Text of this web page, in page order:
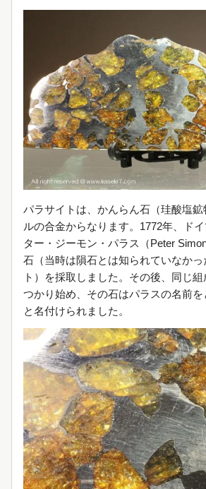
パラサイトは、かんらん石（珪酸塩
ルの合金からなります。1772年、ド
ター・ジーモン・パラス（Peter
石（当時は隕石とは知られていなかっ
ト）を採取しました。その後、同じ
つかり始め、その石はパラスの名前を
と名付けられました。